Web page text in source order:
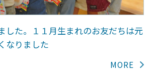
した。１１月生まれのお友だちは元
なりました